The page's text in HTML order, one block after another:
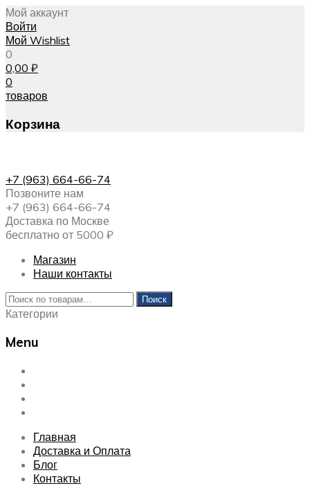
Мой аккаунт
Войти
Мой Wishlist
0
0,00 ₽
0
товаров
Корзина
+7 (963) 664-66-74
Позвоните нам
+7 (963) 664-66-74
Доставка по Москве
бесплатно от 5000 ₽
Магазин
Наши контакты
Искать:
Поиск
Категории
Menu
Skip
content
Главная
Доставка и Оплата
Блог
Контакты